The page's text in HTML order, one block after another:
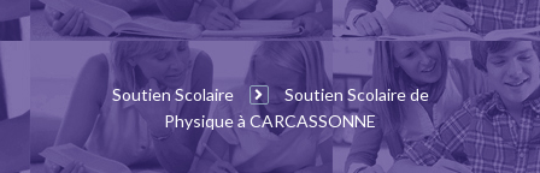
Soutien Scolaire
Soutien Scolaire de
Physique à CARCASSONNE